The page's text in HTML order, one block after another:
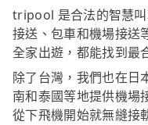
tripool 是合法的智慧
接送、包車和機場接送
全家出遊，都能找到最
除了台灣，我們也在日
南和泰國等地提供機場
從下飛機開始就無縫接